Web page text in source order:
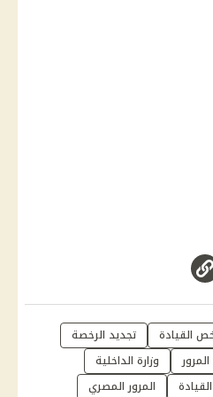
القيادة
تجديد الرخصة
وزارة الداخلية
المرور المصري